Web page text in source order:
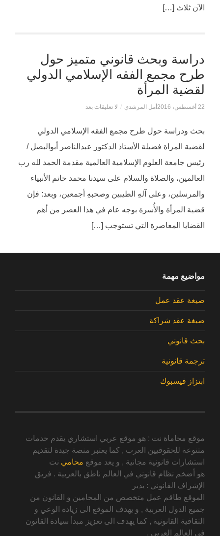
الآن ثلاث […]
دراسة وبحث قانوني متميز حول
طرح مجمع الفقه الإسلامي الدولي
لقضية المرأة
22 أغسطس، 2016 أمل المرشدي / لا تعليقات بعد
بحث ودراسة حول طرح مجمع الفقه الإسلامي الدولي
لقضية المراة فضيلة الأستاذ الدكتور عبدالناصر أبوالبصل /
رئيس جامعة العلوم الإسلامية العالمية مقدمة الحمد لله رب
العالمين، والصلاة والسلام على سيدنا محمد خاتم الأنبياء
والمرسلين، وعلى آلهِ الطيبين وصحبهِ أجمعين، وبعد: فإن
قضية المرأة والأُسرة بوجه عام في هذا العصر من أهم
القضايا المعاصرة التي تستوجب […]
مواضيع مهمة
صيغة عقد عمل
صيغة عقد شراكة
بحث قانوني
ترجمة قانونية
ابتزاز فيسبوك
موقع محاماة نت : هو موقع عربي استشاري يقدم خدمات
متنوعة للحقوقيين العرب , كما يعتبر منصة جيدة لتقديم
استشارات قانونية مجانية , و يعد موقع محامي نت
هو أضخم نظام قانوني في العالم ناطق بالعربية . فريق
الإشراف القانوني : يدير
الموقع طاقم عمل متخصص من المحامين و القانون من
جميع الدول العربية , و يهدف الموقع الى زيادة الوعي و
الثقافية القانونية , كما يهدف الى تعزيز مبدأ سيادة القانون
في العالم العربي .